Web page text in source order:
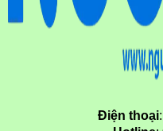
Điện thoại